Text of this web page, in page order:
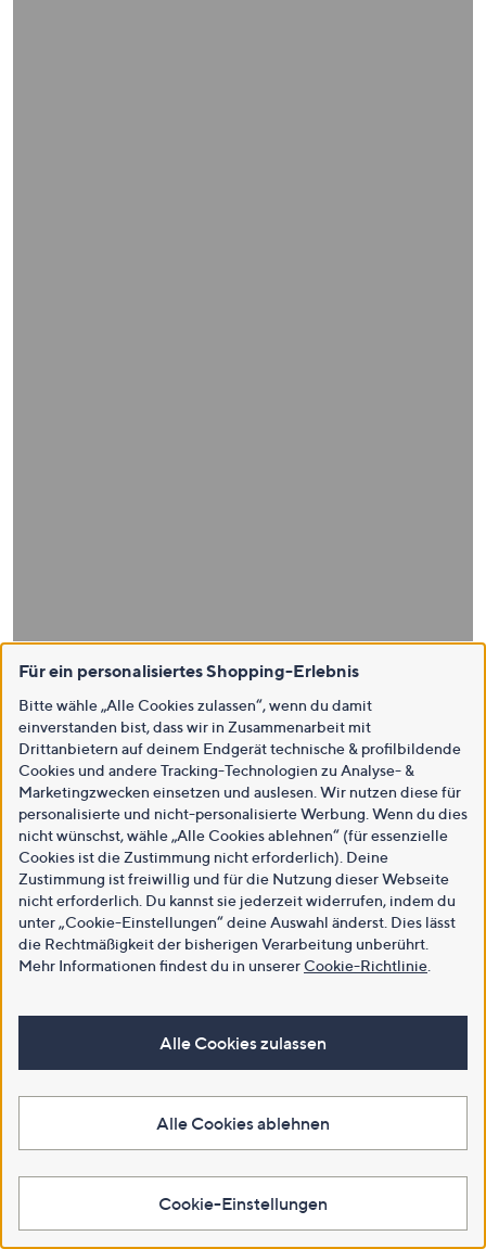
Für ein personalisiertes Shopping-Erlebnis
Bitte wähle „Alle Cookies zulassen“, wenn du damit
einverstanden bist, dass wir in Zusammenarbeit mit
Drittanbietern auf deinem Endgerät technische & profilbildende
Cookies und andere Tracking-Technologien zu Analyse- &
Marketingzwecken einsetzen und auslesen. Wir nutzen diese für
personalisierte und nicht-personalisierte Werbung. Wenn du dies
nicht wünschst, wähle „Alle Cookies ablehnen“ (für essenzielle
Cookies ist die Zustimmung nicht erforderlich). Deine
Zustimmung ist freiwillig und für die Nutzung dieser Webseite
nicht erforderlich. Du kannst sie jederzeit widerrufen, indem du
unter „Cookie-Einstellungen“ deine Auswahl änderst. Dies lässt
die Rechtmäßigkeit der bisherigen Verarbeitung unberührt.
Mehr Informationen findest du in unsererCookie-Richtlinie
Alle Cookies zulassen
Alle Cookies ablehnen
Cookie-Einstellungen